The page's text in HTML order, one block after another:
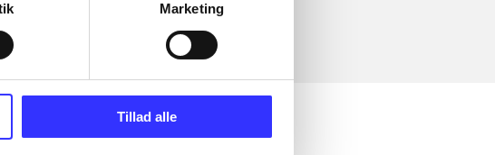
Marketing
Tillad alle